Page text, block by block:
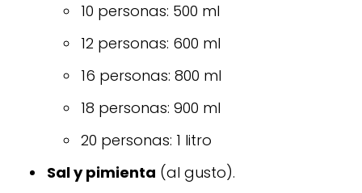
10 personas: 500 ml
12 personas: 600 ml
16 personas: 800 ml
18 personas: 900 ml
20 personas: 1 litro
Sal y pimienta (al gusto).